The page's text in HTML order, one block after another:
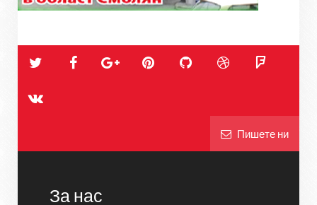
Пишете ни
За нас